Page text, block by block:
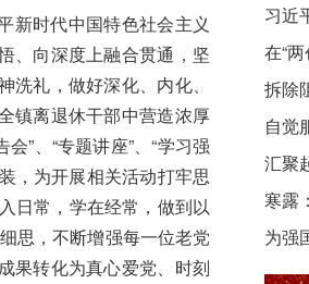
新时代中国特色社会主义
、向深度上融合贯通，坚
礼，做好深化、内化、
镇离退休干部中营造浓厚
”、“专题讲座”、“学习强
，为开展相关活动打牢思
日常，学在经常，做到以
思，不断增强每一位老党
果转化为真心爱党、时刻
习近
在“
拆除
自觉
汇聚
寒露
为强